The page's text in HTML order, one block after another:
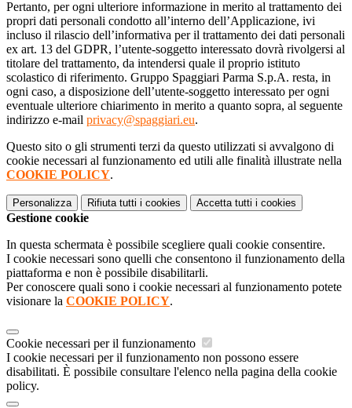
Pertanto, per ogni ulteriore informazione in merito al trattamento dei
propri dati personali condotto all’interno dell’Applicazione, ivi
incluso il rilascio dell’informativa per il trattamento dei dati personali
ex art. 13 del GDPR, l’utente-soggetto interessato dovrà rivolgersi al
titolare del trattamento, da intendersi quale il proprio istituto
scolastico di riferimento. Gruppo Spaggiari Parma S.p.A. resta, in
ogni caso, a disposizione dell’utente-soggetto interessato per ogni
eventuale ulteriore chiarimento in merito a quanto sopra, al seguente
indirizzo e-mail privacy@spaggiari.eu.
Questo sito o gli strumenti terzi da questo utilizzati si avvalgono di
cookie necessari al funzionamento ed utili alle finalità illustrate nella
COOKIE POLICY.
Personalizza Rifiuta tutti i cookies Accetta tutti i cookies
Gestione cookie
In questa schermata è possibile scegliere quali cookie consentire.
I cookie necessari sono quelli che consentono il funzionamento della
piattaforma e non è possibile disabilitarli.
Per conoscere quali sono i cookie necessari al funzionamento potete
visionare la COOKIE POLICY.
Cookie necessari per il funzionamento
I cookie necessari per il funzionamento non possono essere
disabilitati. È possibile consultare l'elenco nella pagina della cookie
policy.